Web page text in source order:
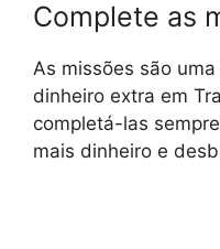
Complete as
As missões são
dinheiro extra em
completá-las
mais dinheiro e